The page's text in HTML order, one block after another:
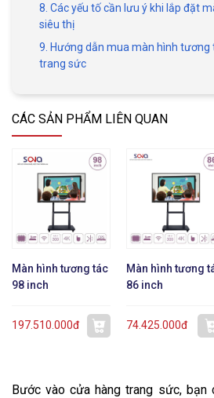
8. Các yếu tố cần lưu ý khi lắp đặt
siêu thị
9. Hướng dẫn mua màn hình
trang sức
CÁC SẢN PHẨM LIÊN QUAN
Màn hình tương tác
98 inch
197.510.000đ
Màn hình tương
86 inch
74.425.000đ
Bước vào cửa hàng trang sức, bạn